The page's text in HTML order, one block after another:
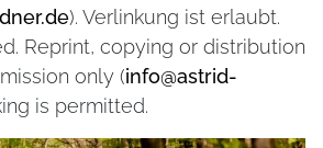
). Verlinkung ist erlaubt.
Reprint, copying or distribution
only (info@astrid-
is permitted.